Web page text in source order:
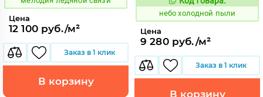
Цена
12 100 руб./м²
Заказ в 1 клик
В корзину
1123576
небо холодной пыли
Цена
9 280 руб./м²
Заказ в 1 клик
В корзину